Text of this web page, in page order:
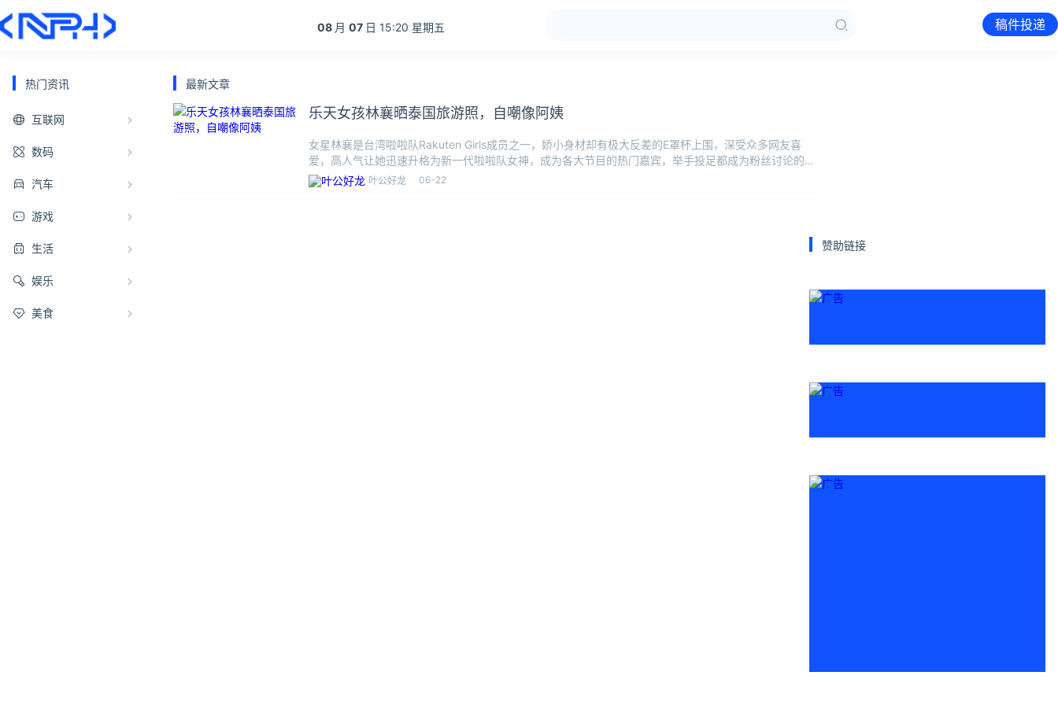
08 月 07 日 15:20 星期五 稿件投递
热门资讯
互联网
数码
汽车
游戏
生活
娱乐
美食
最新文章
乐天女孩林襄晒泰国旅游照，自嘲像阿姨
女星林襄是台湾啦啦队Rakuten Girls成员之一，娇小身材却有极大反差的E罩杯上围，深受众多网友喜
爱，高人气让她迅速升格为新一代啦啦队女神，成为各大节目的热门嘉宾，举手投足都成为粉丝讨论的焦
点；
叶公好龙 06-22
赞助链接